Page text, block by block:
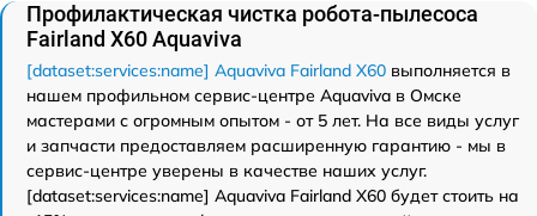
Профилактическая чистка робота-пылесоса
Fairland X60 Aquaviva
[dataset:services:name] Aquaviva Fairland X60 выполняется в
нашем профильном сервис-центре Aquaviva в Омске
мастерами с огромным опытом - от 5 лет. На все виды услуг
и запчасти предоставляем расширенную гарантию - мы в
сервис-центре уверены в качестве наших услуг.
[dataset:services:name] Aquaviva Fairland X60 будет стоить на